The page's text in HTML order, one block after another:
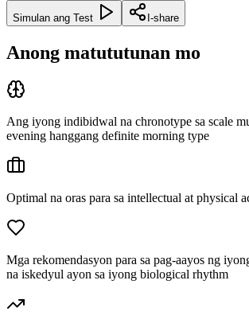
Simulan ang Test I-share
Anong matututunan mo
Ang iyong indibidwal na chronotype sa scale
evening hanggang definite morning type
Optimal na oras para sa intellectual at physical
Mga rekomendasyon para sa pag-aayos ng
na iskedyul ayon sa iyong biological rhythm